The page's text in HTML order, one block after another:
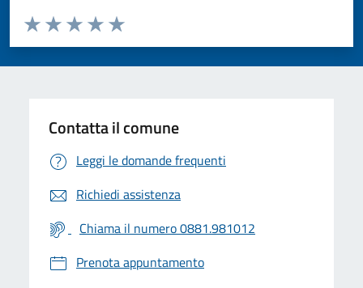
Valuta da 1 a 5 stelle la pagina
Valuta 5 stelle su 5
Valuta 4 stelle su 5
Valuta 3 stelle su 5
Valuta 2 stelle su 5
Valuta 1 stelle su 5
Contatta il comune
Leggi le domande frequenti
Richiedi assistenza
Chiama il numero 0881.981012
Prenota appuntamento